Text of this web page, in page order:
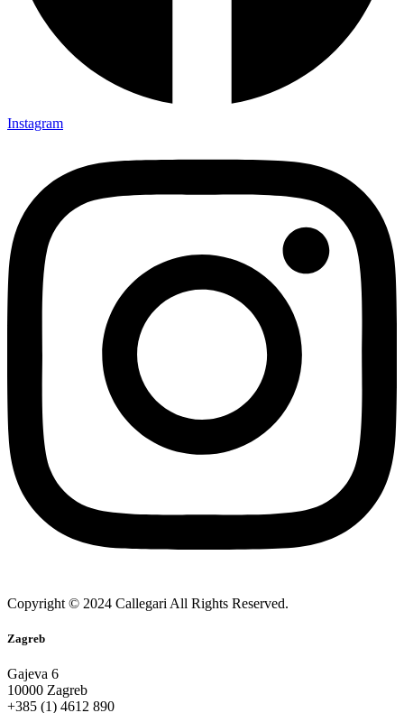
Instagram
Copyright © 2024 Callegari All Rights Reserved.
Zagreb
Gajeva 6
10000 Zagreb
+385 (1) 4612 890